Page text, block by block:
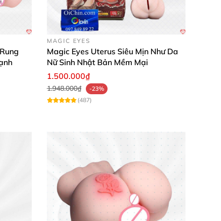
khác biệt rõ rệt trong mỗi lần thủ dâm."
phòng the. Rất đáng tiền mua!"
MAGIC EYES
Magic Eyes Uterus Siêu Mịn Như Da
Nữ Sinh Nhật Bản Mềm Mại
1.500.000₫
1.948.000₫
-23%
(487)